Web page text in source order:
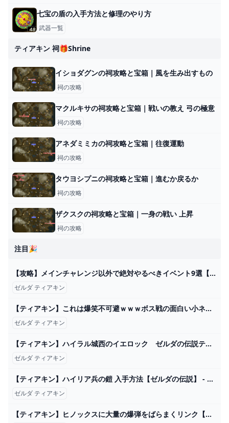
七宝の盾の入手方法と修理のやり方
武器一覧
ティアキン 祠🎁shrine
イショダグンの祠攻略と宝箱｜風を生み出すもの
祠の攻略
マクルキサの祠攻略と宝箱｜戦いの教え 弓の極意
祠の攻略
アネダミミカの祠攻略と宝箱｜往復運動
祠の攻略
タウヨシプニの祠攻略と宝箱｜進むか戻るか
祠の攻略
ザクスクの祠攻略と宝箱｜一身の戦い 上昇
祠の攻略
注目🎉
【攻略】メインチャレンジ以外で絶対やるべきイベント9選【ゼルダの伝説ティアーズオブザキングダム/ティアキン】【ゆっくり解説】 - YouTube
ゼルダ ティアキン
【ティアキン】これは爆笑不可避ｗｗｗボス戦の面白い小ネタ6選【ゼルダの伝説ティアーズオブザキングダム/ティアキン】 - YouTube
ゼルダ ティアキン
【ティアキン】ハイラル城西のイエロック ゼルダの伝説ティアーズ オブザキングダム #ゼルダの伝説 #ティアキン #zelda #shorts - YouTube
ゼルダ ティアキン
【ティアキン】ハイリア兵の鎧 入手方法【ゼルダの伝説】 - YouTube
ゼルダ ティアキン
【ティアキン】ヒノックスに大量の爆弾をばらまくリンク【ゼルダの伝説 ティアーズ オブ ザ キングダム】 - YouTube